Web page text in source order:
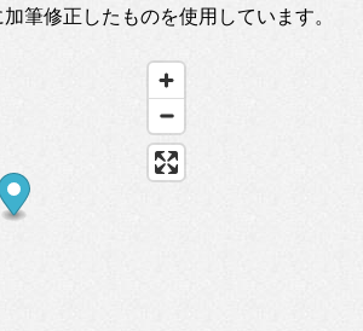
筆修正したものを使用しています。